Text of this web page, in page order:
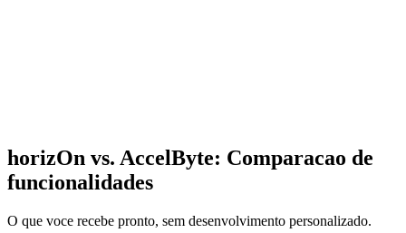
horizOn vs. AccelByte: Comparacao de
funcionalidades
O que voce recebe pronto, sem desenvolvimento personalizado.